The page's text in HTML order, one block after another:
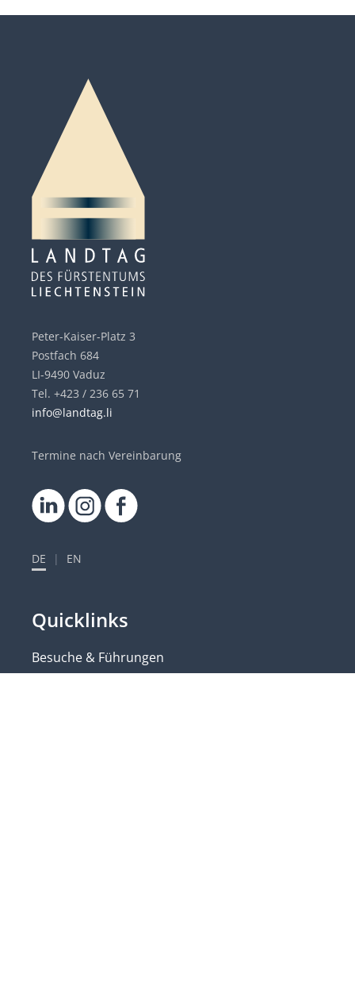
Peter-Kaiser-Platz 3
Postfach 684
LI-9490 Vaduz
Tel. +423 / 236 65 71
info@landtag.li
Termine nach Vereinbarung
DE | EN
Quicklinks
Besuche & Führungen